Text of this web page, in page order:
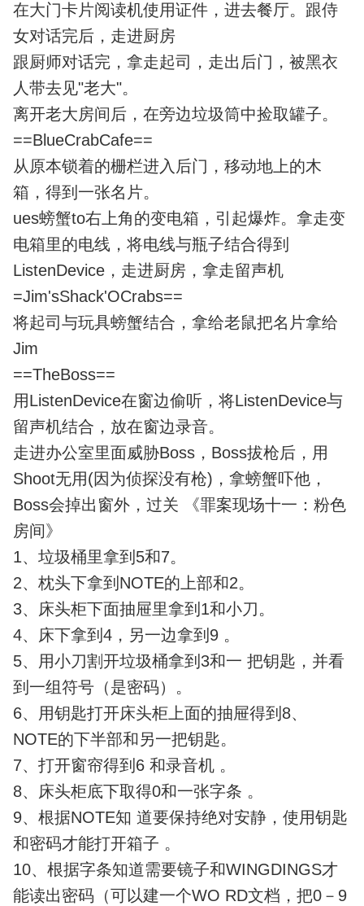
在大门卡片阅读机使用证件，进去餐厅。跟侍
女对话完后，走进厨房
跟厨师对话完，拿走起司，走出后门，被黑衣
人带去见"老大"。
离开老大房间后，在旁边垃圾筒中捡取罐子。
==BlueCrabCafe==
从原本锁着的栅栏进入后门，移动地上的木
箱，得到一张名片。
ues螃蟹to右上角的变电箱，引起爆炸。拿走变
电箱里的电线，将电线与瓶子结合得到
ListenDevice，走进厨房，拿走留声机
=Jim'sShack'OCrabs==
将起司与玩具螃蟹结合，拿给老鼠把名片拿给
Jim
==TheBoss==
用ListenDevice在窗边偷听，将ListenDevice与
留声机结合，放在窗边录音。
走进办公室里面威胁Boss，Boss拔枪后，用
Shoot无用(因为侦探没有枪)，拿螃蟹吓他，
Boss会掉出窗外，过关 《罪案现场十一：粉色
房间》
1、垃圾桶里拿到5和7。
2、枕头下拿到NOTE的上部和2。
3、床头柜下面抽屉里拿到1和小刀。
4、床下拿到4，另一边拿到9 。
5、用小刀割开垃圾桶拿到3和一 把钥匙，并看
到一组符号（是密码）。
6、用钥匙打开床头柜上面的抽屉得到8、
NOTE的下半部和另一把钥匙。
7、打开窗帘得到6 和录音机 。
8、床头柜底下取得0和一张字条 。
9、根据NOTE知 道要保持绝对安静，使用钥匙
和密码才能打开箱子 。
10、根据字条知道需要镜子和WINGDINGS才
能读出密码（可以建一个WO RD文档，把0－9